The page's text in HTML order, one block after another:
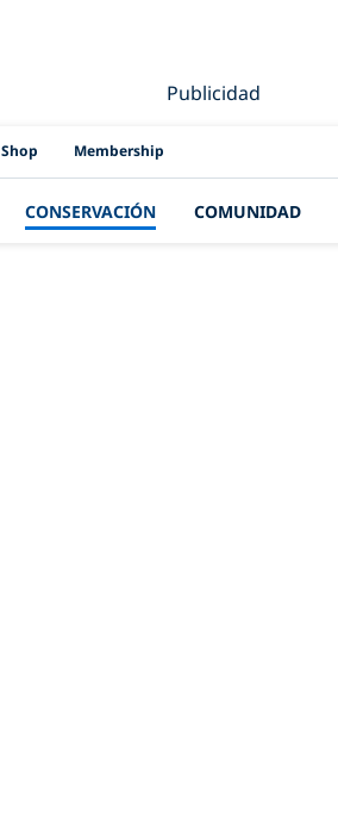
Publicidad
Shop Membership
CONSERVACIÓN COMUNIDAD